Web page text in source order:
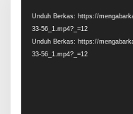
Unduh Berkas: https://
33-56_1.mp4?_=12
Unduh Berkas: https://
33-56_1.mp4?_=12